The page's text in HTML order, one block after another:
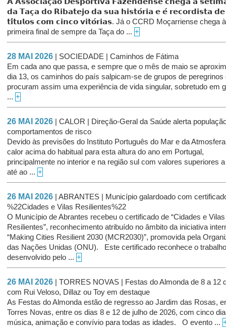
𝗱𝗮 𝗧𝗮𝗰̧𝗮 𝗱𝗼 𝗥𝗶𝗯𝗮𝘁𝗲𝗷𝗼 𝗱𝗮 𝘀𝘂𝗮 𝗵𝗶𝘀𝘁𝗼́𝗿𝗶𝗮 𝗲 𝗲́ 𝗿𝗲𝗰𝗼𝗿𝗱𝗶𝘀𝘁𝗮 𝗱𝗲
𝘁𝗶́𝘁𝘂𝗹𝗼𝘀 𝗰𝗼𝗺 𝗰𝗶𝗻𝗰𝗼 𝘃𝗶𝘁𝗼́𝗿𝗶𝗮𝘀. Já o CCRD Moçarriense chega
primeira final de sempre da Taça do ... +
28 MAI 2026
| SOCIEDADE | Caminhos de Fátima
Em cada ano que passa, e sempre que o mês de maio se
dia 13, os caminhos do país salpicam-se de grupos de peregrinos
procuram assim uma experiência de vida singular, sobretudo em
... +
26 MAI 2026
| CALOR | Direção-Geral da Saúde alerta
comportamentos de risco
Devido às previsões do Instituto Português do Mar e da
calor acima do habitual para esta altura do ano em Portugal,
principalmente no interior e na região sul com valores superiores a
até ao ... +
26 MAI 2026
| ABRANTES | Município galardoado com
%22Cidades e Vilas Resilientes%22
O Município de Abrantes recebeu o certificado de “Cidades e Vilas
Resilientes”, reconhecimento atribuído no âmbito da iniciativa
“Making Cities Resilient 2030 (MCR2030)”, promovida pela
das Nações Unidas (ONU). Este certificado reconhece o trabalho
desenvolvido pelo ... +
26 MAI 2026
| TORRES NOVAS | Festas do Almonda de 8 a 12
com Rui Veloso, Dillaz ou Toy em destaque
As Festas do Almonda estão de regresso ao Jardim das Rosas,
Torres Novas, entre os dias 8 e 12 de julho de 2026, com cinco
música, animação e convívio para todas as idades. O evento ...